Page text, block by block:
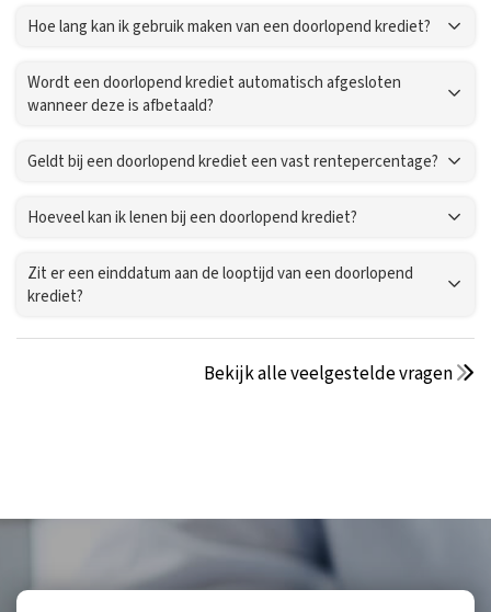
Hoe lang kan ik gebruik maken van een doorlopend krediet?
Wordt een doorlopend krediet automatisch afgesloten
wanneer deze is afbetaald?
Geldt bij een doorlopend krediet een vast rentepercentage?
Hoeveel kan ik lenen bij een doorlopend krediet?
Zit er een einddatum aan de looptijd van een doorlopend
krediet?
Bekijk alle veelgestelde vragen